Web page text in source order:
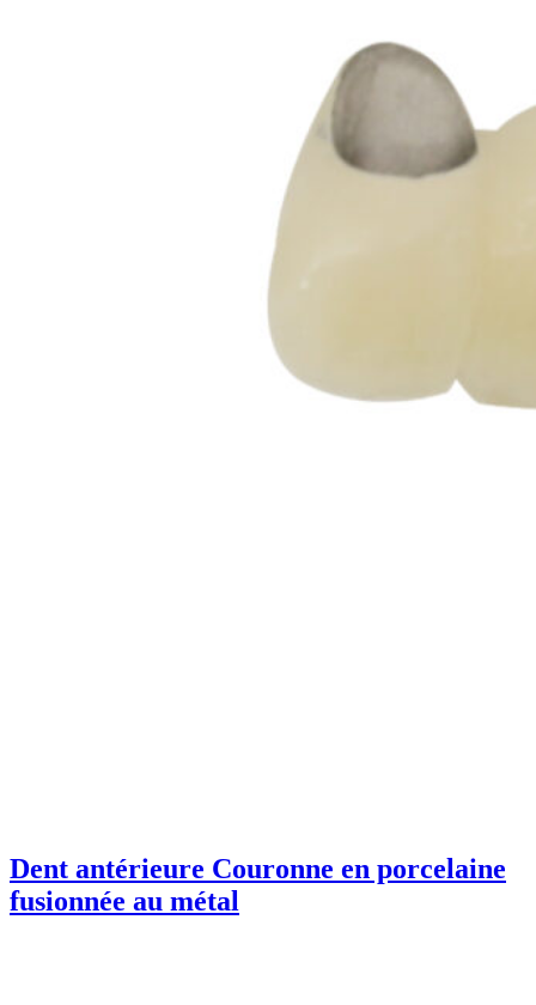
Dent antérieure Couronne en porcelaine
fusionnée au métal